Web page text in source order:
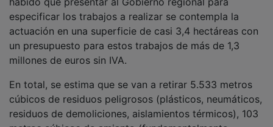
especificar los trabajos a realizar se contempla la
actuación en una superficie de casi 3,4 hectáreas con
un presupuesto para estos trabajos de más de 1,3
millones de euros sin IVA.
cúbicos de residuos peligrosos (plásticos, neumáticos,
residuos de demoliciones, aislamientos térmicos), 103
metros cúbicos de amianto (fundamentalmente